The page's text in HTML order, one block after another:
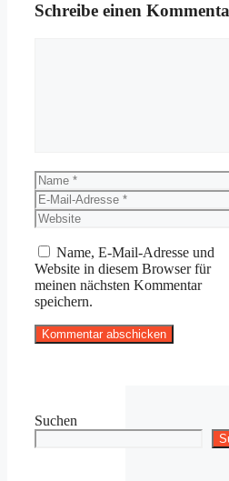
Schreibe einen
Name
E-
Mail-
Adresse
Website
Name, E-Mail-Adresse und
Website in diesem Browser für
meinen nächsten Kommentar
speichern.
Suchen